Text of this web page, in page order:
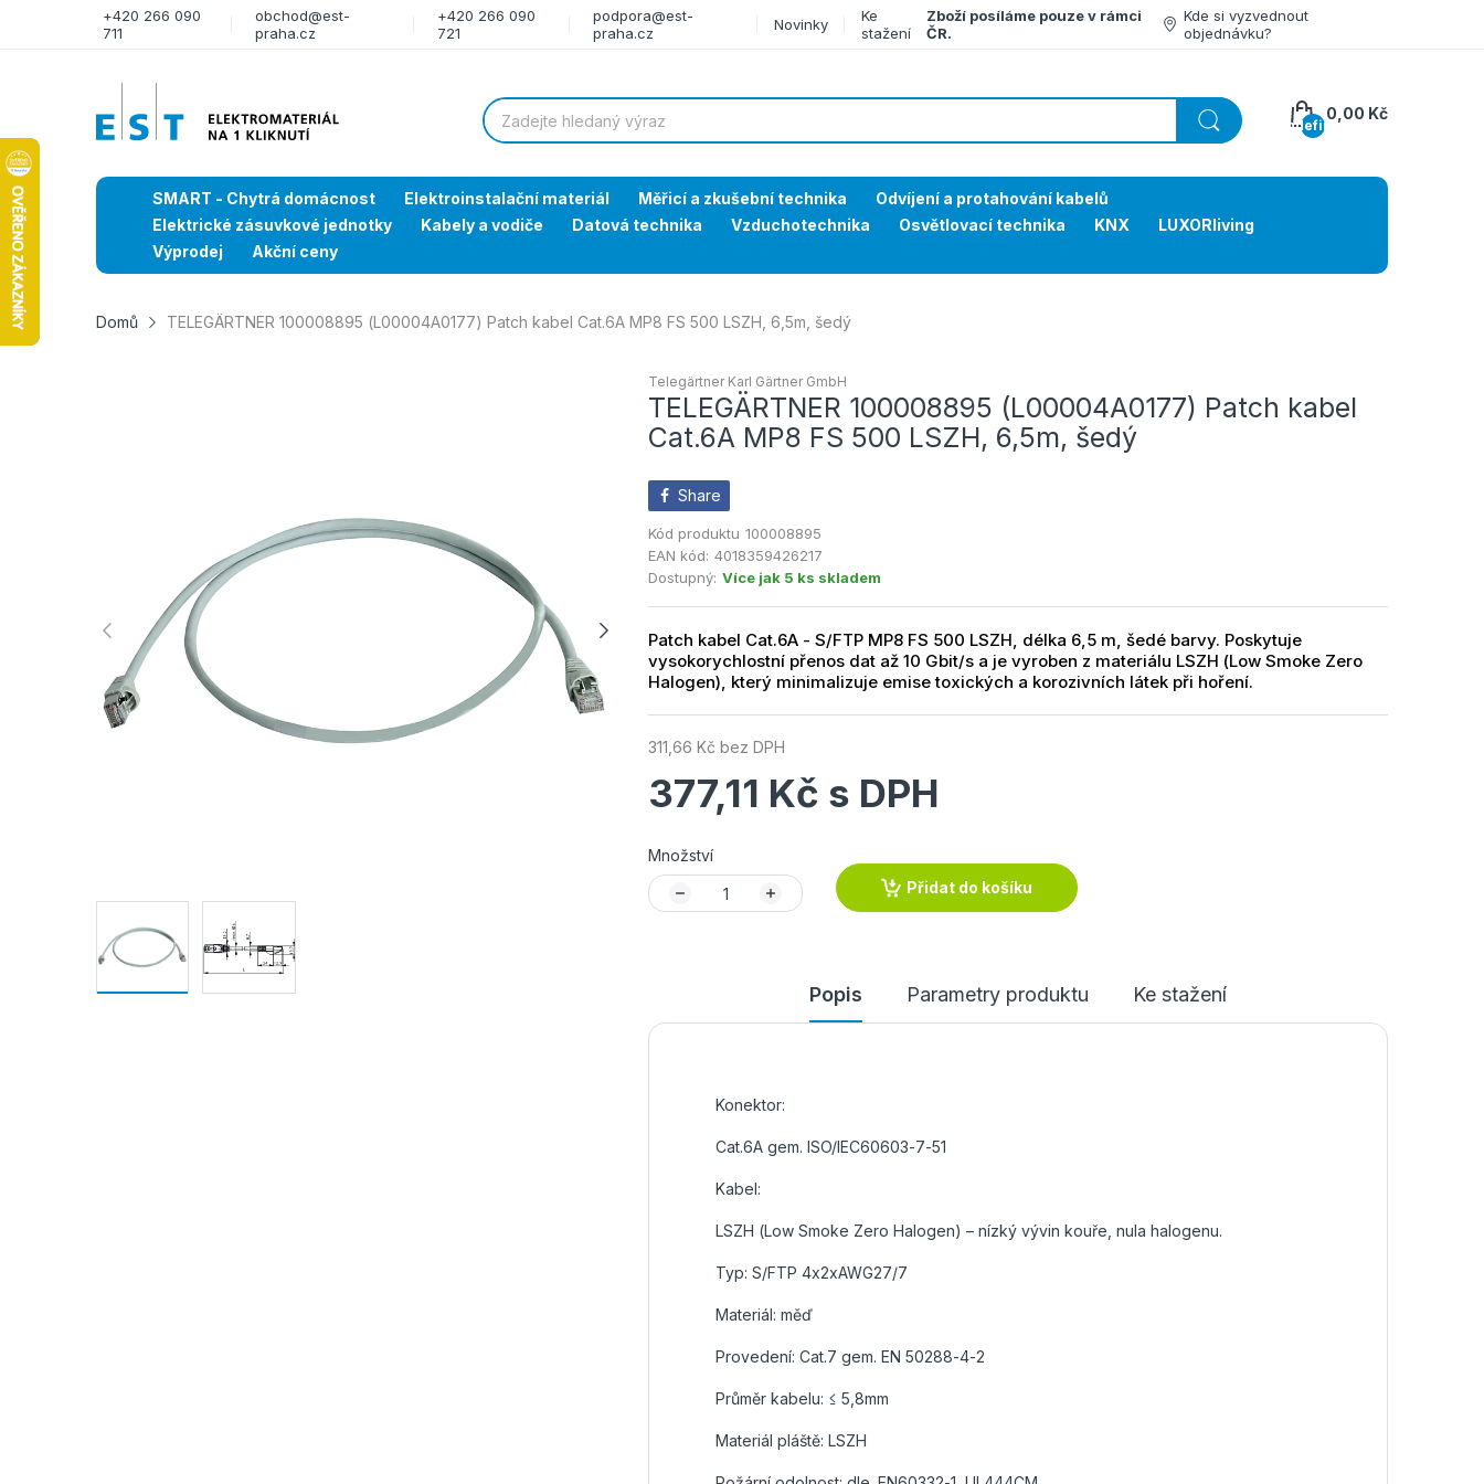
+420 266 090
711
obchod@est-
praha.cz
+420 266 090
721
podpora@est-
praha.cz
Novinky
Ke
stažení
Zboží posíláme pouze v rámci
ČR.
Kde si vyzvednout
objednávku?
undefined
0,00 Kč
SMART - Chytrá domácnost Elektroinstalační materiál Měřicí a zkušební technika
Odvíjení a protahování kabelů
Elektrické zásuvkové jednotky
Kabely a vodiče Datová technika Vzduchotechnika Osvětlovací technika KNX
LUXORliving
Výprodej
Akční ceny
Domů TELEGÄRTNER 100008895 (L00004A0177) Patch kabel Cat.6A MP8 FS 500 LSZH, 6,5m, šedý
Telegärtner Karl Gärtner GmbH
TELEGÄRTNER 100008895 (L00004A0177) Patch kabel
Cat.6A MP8 FS 500 LSZH, 6,5m, šedý
Share
Kód produktu 100008895
EAN kód: 4018359426217
Dostupný: Více jak 5 ks skladem
Patch kabel Cat.6A - S/FTP MP8 FS 500 LSZH, délka 6,5 m, šedé barvy. Poskytuje
vysokorychlostní přenos dat až 10 Gbit/s a je vyroben z materiálu LSZH (Low Smoke Zero
Halogen), který minimalizuje emise toxických a korozivních látek při hoření.
311,66 Kč bez DPH
377,11 Kč s DPH
Množství
Přidat do košíku
Popis Parametry produktu Ke stažení
Konektor:
Cat.6A gem. ISO/IEC60603-7-51
Kabel:
LSZH (Low Smoke Zero Halogen) – nízký vývin kouře, nula halogenu.
Typ: S/FTP 4x2xAWG27/7
Materiál: měď
Provedení: Cat.7 gem. EN 50288-4-2
Průměr kabelu: ≤ 5,8mm
Materiál pláště: LSZH